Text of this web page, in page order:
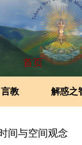
首页
教 解惑之
间与空间观念